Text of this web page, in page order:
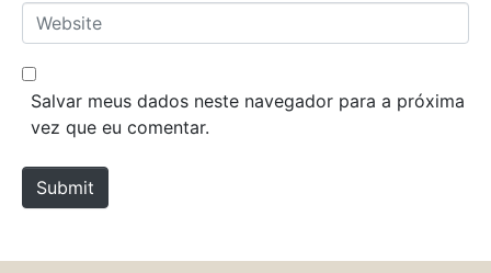
a
*
W
e
b
e
Salvar meus dados neste navegador para a próxima
vez que eu comentar.
Submit